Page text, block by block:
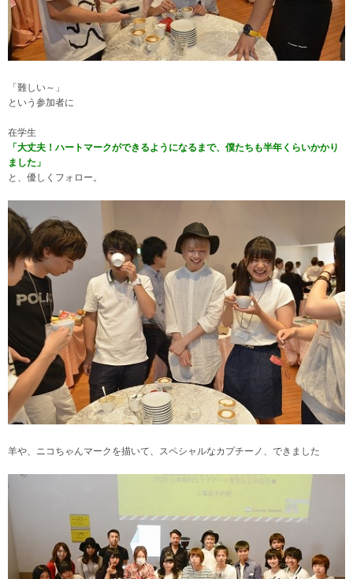
「難しい～ 」
という参加者に
在学生
「大丈夫！ハートマークができるようになるまで、僕たちも半年くらいかかり
ました 」
と、優しくフォロー。
羊や、ニコちゃんマークを描いて、スペシャルなカプチーノ、できました